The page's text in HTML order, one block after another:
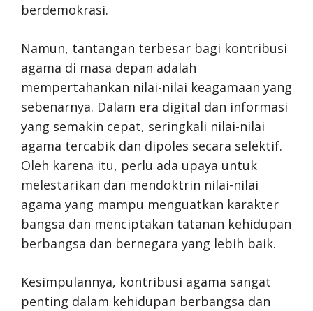
berdemokrasi.
Namun, tantangan terbesar bagi kontribusi
agama di masa depan adalah
mempertahankan nilai-nilai keagamaan yang
sebenarnya. Dalam era digital dan informasi
yang semakin cepat, seringkali nilai-nilai
agama tercabik dan dipoles secara selektif.
Oleh karena itu, perlu ada upaya untuk
melestarikan dan mendoktrin nilai-nilai
agama yang mampu menguatkan karakter
bangsa dan menciptakan tatanan kehidupan
berbangsa dan bernegara yang lebih baik.
Kesimpulannya, kontribusi agama sangat
penting dalam kehidupan berbangsa dan